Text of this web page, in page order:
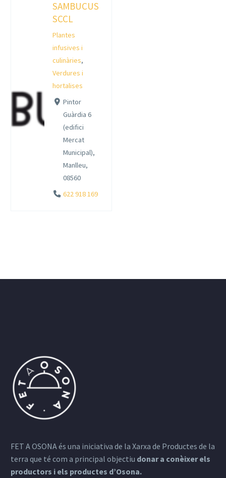
SAMBUCUS
SCCL
Plantes
infusives i
culinàries,
Verdures i
hortalises
Pintor
Guàrdia 6
(edifici
Mercat
Municipal),
Manlleu,
08560
622 918 169
FET A OSONA és una iniciativa de la Xarxa de Productes de la
terra que té com a principal objectiu donar a conèixer els
productors i els productes d’Osona.